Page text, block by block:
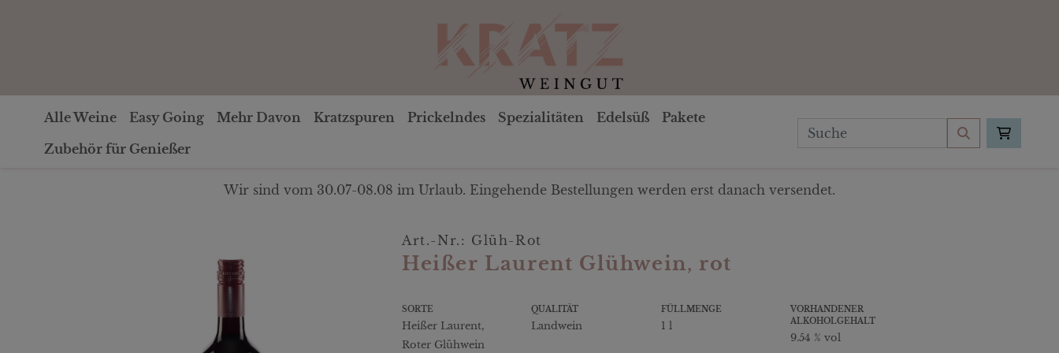
Alle Weine Easy Going Mehr Davon Kratzspuren Prickelndes Spezialitäten Edelsüß
Pakete
Zubehör für Genießer
Wir sind vom 30.07-08.08 im Urlaub. Eingehende Bestellungen werden erst danach versendet.
Art.-Nr.: Glüh-Rot
Heißer Laurent Glühwein, rot
SORTE
Heißer Laurent,
Roter Glühwein
QUALITÄT
Landwein
FÜLLMENGE
1 l
VORHANDENER
ALKOHOLGEHALT
9.54 % vol